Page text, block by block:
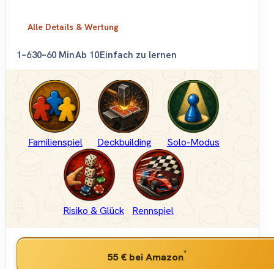
Alle Details & Wertung
1–630–60 MinAb 10Einfach zu lernen
Familienspiel Deckbuilding Solo-Modus
Risiko & Glück Rennspiel
55 € bei Amazon*